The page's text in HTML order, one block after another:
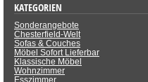
KATEGORIEN
Sonderangebote
Chesterfield-Welt
Sofas & Couches
Möbel Sofort Lieferbar
Klassische Möbel
Wohnzimmer
Esszimmer